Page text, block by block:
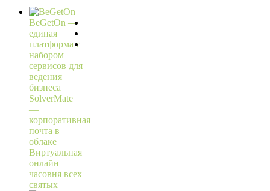
BeGetOn —
единая
платформа с
набором
сервисов для
ведения
бизнеса
SolverMate
—
корпоративная
почта в
облаке
Виртуальная
онлайн
часовня всех
святых